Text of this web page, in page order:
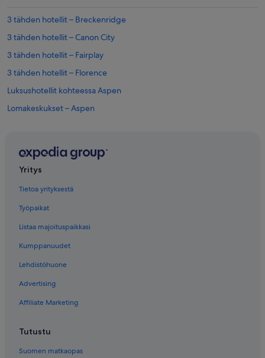
3 tähden hotellit – Breckenridge
3 tähden hotellit – Canon City
3 tähden hotellit – Fairplay
3 tähden hotellit – Florence
Luksushotellit kohteessa Aspen
Lomakeskukset – Aspen
Luksushotellit kohteessa Colorado Springs
Kylpylähotellit kohteessa Dillon
Best Western – Hotellit – Durango
Hotellit – Hayden
Yksityiset loma-asunnot – Mesa Verde National Park
Hotellit – Ophir
Hotellit – Silver Plume
Hotellit – Tarryall
Yritys
Tietoa yrityksestä
Työpaikat
Listaa majoituspaikkasi
Kumppanuudet
Lehdistöhuone
Advertising
Affiliate Marketing
Tutustu
Suomen matkaopas